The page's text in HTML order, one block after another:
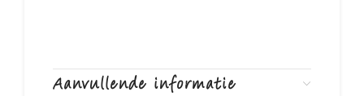
Aanvullende informatie